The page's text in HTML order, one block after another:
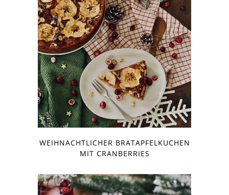
WEIHNACHTLICHER BRATAPFELKUCHEN
MIT CRANBERRIES